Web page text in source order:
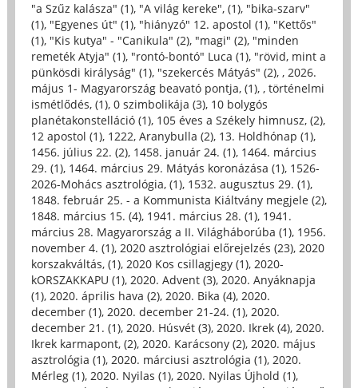
"a Szűz kalásza" (1), "A világ kereke", (1), "bika-szarv"
(1), "Egyenes út" (1), "hiányzó" 12. apostol (1), "Kettős"
(1), "Kis kutya" - "Canikula" (2), "magi" (2), "minden
remeték Atyja" (1), "rontó-bontó" Luca (1), "rövid, mint a
pünkösdi királyság" (1), "szekercés Mátyás" (2), , 2026.
május 1- Magyarország beavató pontja, (1), , történelmi
ismétlődés, (1), 0 szimbolikája (3), 10 bolygós
planétakonstelláció (1), 105 éves a Székely himnusz, (2),
12 apostol (1), 1222, Aranybulla (2), 13. Holdhónap (1),
1456. július 22. (2), 1458. január 24. (1), 1464. március
29. (1), 1464. március 29. Mátyás koronázása (1), 1526-
2026-Mohács asztrológia, (1), 1532. augusztus 29. (1),
1848. február 25. - a Kommunista Kiáltvány megjele (2),
1848. március 15. (4), 1941. március 28. (1), 1941.
március 28. Magyarország a II. Világháborúba (1), 1956.
november 4. (1), 2020 asztrológiai előrejelzés (23), 2020
korszakváltás, (1), 2020 Kos csillagjegy (1), 2020-
kORSZAKKAPU (1), 2020. Advent (3), 2020. Anyáknapja
(1), 2020. április hava (2), 2020. Bika (4), 2020.
december (1), 2020. december 21-24. (1), 2020.
december 21. (1), 2020. Húsvét (3), 2020. Ikrek (4), 2020.
Ikrek karmapont, (2), 2020. Karácsony (2), 2020. május
asztrológia (1), 2020. márciusi asztrológia (1), 2020.
Mérleg (1), 2020. Nyilas (1), 2020. Nyilas Újhold (1),